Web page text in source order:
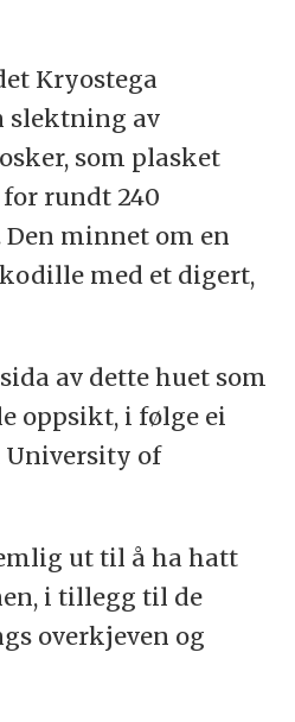
Kryostega
slektning av
som plasket
rundt 240
minnet om en
med et digert,
av dette huet som
oppsikt, i følge ei
University of
ut til å ha hatt
i tillegg til de
overkjeven og